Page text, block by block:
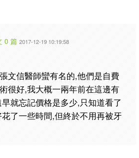
0 篇 2017-12-19 10:19:58
文信醫師蠻有名的,他們是自費
很好,我大概一兩年前在這邊有
就忘記價格是多少,只知道看了
了一些時間,但終於不用再被牙